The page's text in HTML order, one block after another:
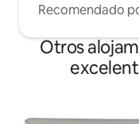
Recomendado
Otros